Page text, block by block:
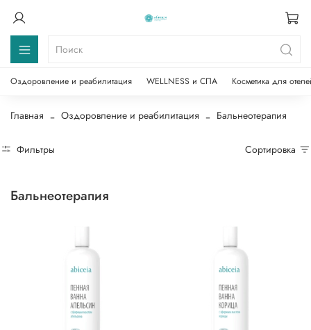
Оздоровление и реабилитация WELLNESS и СПА Косметика для
Главная Оздоровление и реабилитация Бальнеотерапия
Фильтры Сортировка
Бальнеотерапия